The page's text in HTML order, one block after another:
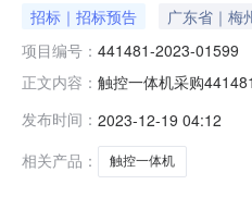
招标｜招标预告 广东省｜梅
项目编号： 441481-2023-01599
正文内容： 触控一体机采购
发布时间： 2023-12-19 04:12
相关产品：
触控一体机